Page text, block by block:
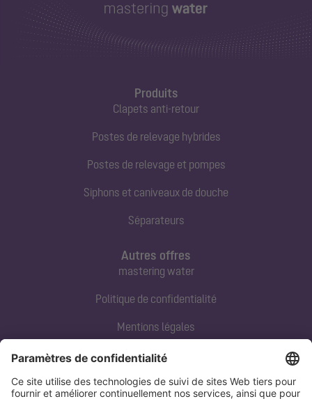
Produits
Clapets anti-retour
Postes de relevage hybrides
Postes de relevage et pompes
Siphons et caniveaux de douche
Séparateurs
Contact direct
Tel:+33 3 88 65 76 00
Autres offres
mastering water
Politique de confidentialité
Mentions légales